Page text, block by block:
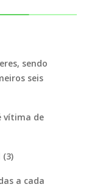
sendo
seis
vítima de
a cada